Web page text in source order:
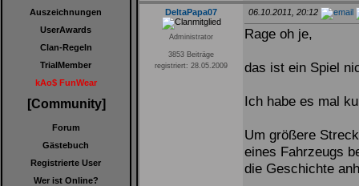
Auszeichnungen
UserAwards
Clan-Regeln
TrialMember
kAo$ FunWear
[Community]
Forum
Gästebuch
Registrierte User
Wer ist Online?
DeltaPapa07
Administrator
3853 Beiträge
registriert: 28.05.2009
06.10.2011, 20:12
Rage oh je,
das ist ein Spiel
Ich habe es mal
Um größere
eines Fahrzeugs
die Geschichte